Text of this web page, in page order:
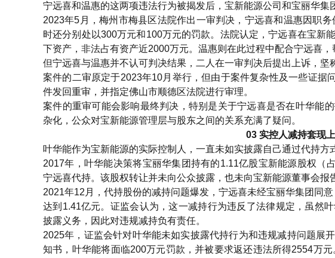
宁远喜和温惠的这两项违法行为被揭发后，宝新能源公司和宝丽华集
2023年5月，梅州市梅县区法院作出一审判决，宁远喜和温惠因职
时还分别处以300万元和100万元的罚款。法院认定，宁远喜在宝新
下资产，非法占有资产近2000万元。温惠则在此过程中配合宁远喜，
但宁远喜与温惠并不认可判决结果，二人在一审判决后提出上诉，坚
案件的二审原定于2023年10月举行，但由于案件复杂性及一些证据
件发回重审，并指定佛山市顺德区法院进行审理。
案件的重审可能会影响最终判决，特别是关于宁远喜是否在叶华能
杂化，公众对宝新能源管理层与股东之间的关系充满了疑问。
03 实控人减持套现
叶华能作为宝新能源的实际控制人，一直未如实披露自己通过代持方
2017年，叶华能决策将宝丽华集团持有的1.11亿股宝新能源股权（
宁远喜代持。该股权转让并未向公众披露，也未向宝新能源董事会报
2021年12月，代持股份的减持问题爆发，宁远喜未经宝丽华集团同
达到1.41亿元。证监会认为，这一减持行为违反了法律规定，虽然
披露义务，因此对违规减持负有责任。
2025年，证监会针对叶华能未如实披露代持行为和违规减持问题展
知书，叶华能将面临200万元罚款，并被要求返还违法所得2554万